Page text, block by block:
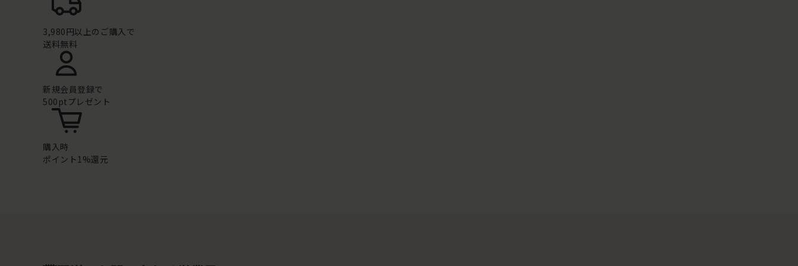
3,980円以上のご購入で
送料無料
新規会員登録で
500ptプレゼント
購入時
ポイント1%還元